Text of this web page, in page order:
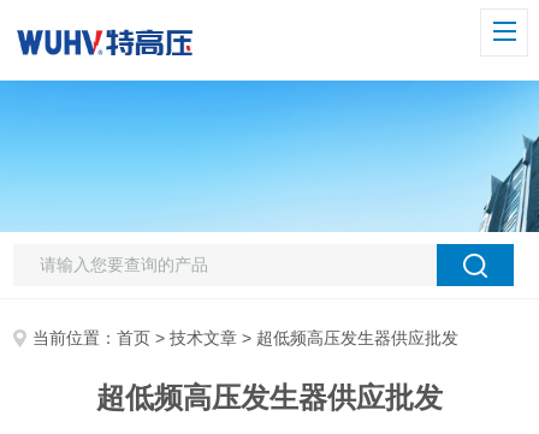
当前位置：首页 >技术文章 > 超低频高压发生器供应批发
超低频高压发生器供应批发